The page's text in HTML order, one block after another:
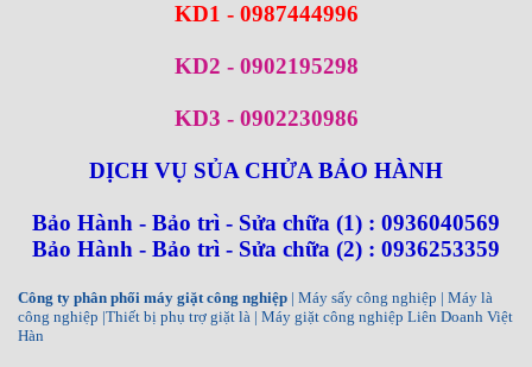
KD1 - 0987444996
KD2 - 0902195298
KD3 - 0902230986
DỊCH VỤ SỦA CHỬA BẢO HÀNH
Bảo Hành - Bảo trì - Sửa chữa (1) : 0936040569
Bảo Hành - Bảo trì - Sửa chữa (2) : 0936253359
Công ty phân phối máy giặt công nghiệp | Máy sấy công nghiệp | Máy là
công nghiệp |Thiết bị phụ trợ giặt là | Máy giặt công nghiệp Liên Doanh Việt
Hàn